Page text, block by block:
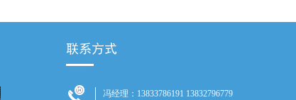
冯经理：13833786191 13832796779